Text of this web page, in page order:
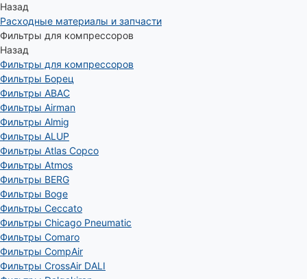
Назад
Расходные материалы и запчасти
Фильтры для компрессоров
Назад
Фильтры для компрессоров
Фильтры Борец
Фильтры ABAC
Фильтры Airman
Фильтры Almig
Фильтры ALUP
Фильтры Atlas Copco
Фильтры Atmos
Фильтры BERG
Фильтры Boge
Фильтры Ceccato
Фильтры Chicago Pneumatic
Фильтры Comaro
Фильтры CompAir
Фильтры CrossAir DALI